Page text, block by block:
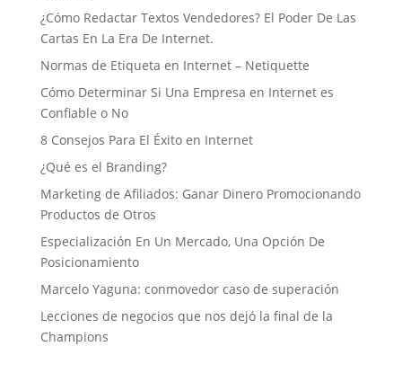
¿Cómo Redactar Textos Vendedores? El Poder De Las
Cartas En La Era De Internet.
Normas de Etiqueta en Internet – Netiquette
Cómo Determinar Si Una Empresa en Internet es
Confiable o No
8 Consejos Para El Éxito en Internet
¿Qué es el Branding?
Marketing de Afiliados: Ganar Dinero Promocionando
Productos de Otros
Especialización En Un Mercado, Una Opción De
Posicionamiento
Marcelo Yaguna: conmovedor caso de superación
Lecciones de negocios que nos dejó la final de la
Champions